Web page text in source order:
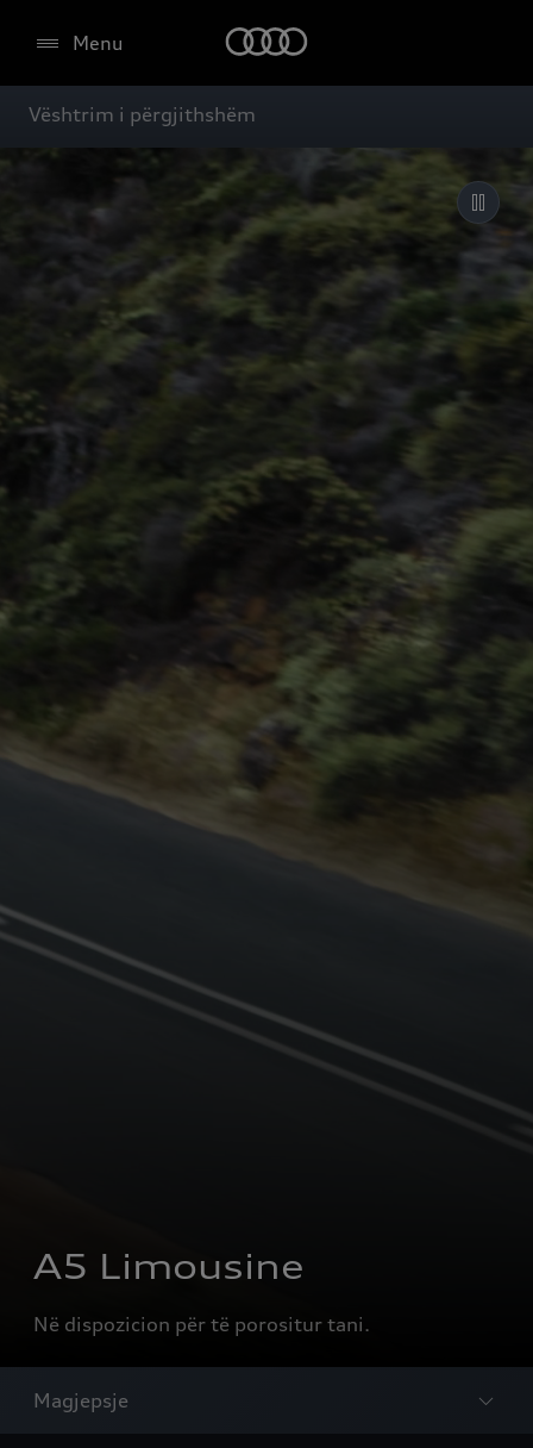
Menu
Vështrim i përgjithshëm
A5 Limousine
Në dispozicion për të porositur tani.
Magjepsje